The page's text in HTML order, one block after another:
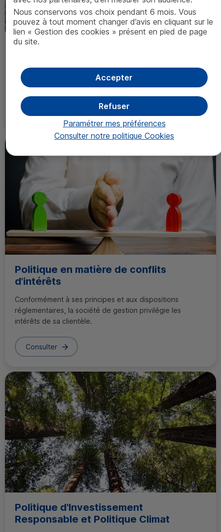
Article 3
09/04/2021
Politique en matière de conflits
d’intérêts
Conformément à ses principes et aux dispositions
réglementaires, la société de gestion privilégie les
intérêts de sa clientèle.
Consulter
Politique d'Investissement
Responsable et Politique Climat
Nous conservons vos choix pendant 6 mois. Vous
pouvez à tout moment changer d’avis en cliquant sur le
lien « Gestion des cookies » présent en pied de page
du site.
Accepter
Refuser
Paramétrer mes préférences
Consulter notre politique Cookies